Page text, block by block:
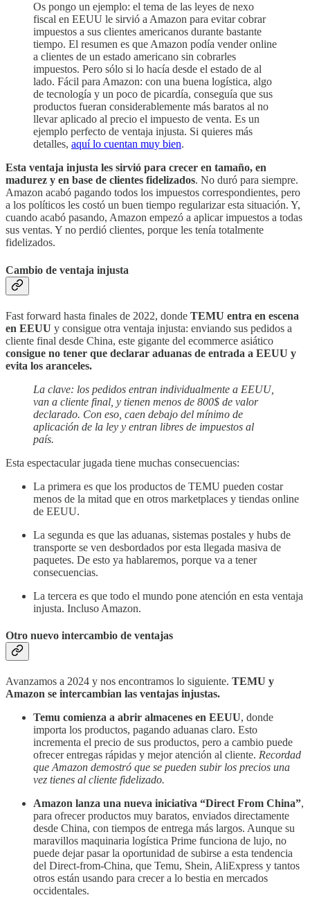
Os pongo un ejemplo: el tema de las leyes de nexo
fiscal en EEUU le sirvió a Amazon para evitar cobrar
impuestos a sus clientes americanos durante bastante
tiempo. El resumen es que Amazon podía vender online
a clientes de un estado americano sin cobrarles
impuestos. Pero sólo si lo hacía desde el estado de al
lado. Fácil para Amazon: con una buena logística, algo
de tecnología y un poco de picardía, conseguía que sus
productos fueran considerablemente más baratos al no
llevar aplicado al precio el impuesto de venta. Es un
ejemplo perfecto de ventaja injusta. Si quieres más
detalles, aquí lo cuentan muy bien.
Esta ventaja injusta les sirvió para crecer en tamaño, en
madurez y en base de clientes fidelizados. No duró para siempre.
Amazon acabó pagando todos los impuestos correspondientes, pero
a los políticos les costó un buen tiempo regularizar esta situación. Y,
cuando acabó pasando, Amazon empezó a aplicar impuestos a todas
sus ventas. Y no perdió clientes, porque les tenía totalmente
fidelizados.
Cambio de ventaja injusta
Fast forward hasta finales de 2022, donde TEMU entra en escena
en EEUU y consigue otra ventaja injusta: enviando sus pedidos a
cliente final desde China, este gigante del ecommerce asiático
consigue no tener que declarar aduanas de entrada a EEUU y
evita los aranceles.
La clave: los pedidos entran individualmente a EEUU,
van a cliente final, y tienen menos de 800$ de valor
declarado. Con eso, caen debajo del mínimo de
aplicación de la ley y entran libres de impuestos al
país.
Esta espectacular jugada tiene muchas consecuencias:
La primera es que los productos de TEMU pueden costar
menos de la mitad que en otros marketplaces y tiendas online
de EEUU.
La segunda es que las aduanas, sistemas postales y hubs de
transporte se ven desbordados por esta llegada masiva de
paquetes. De esto ya hablaremos, porque va a tener
consecuencias.
La tercera es que todo el mundo pone atención en esta ventaja
injusta. Incluso Amazon.
Otro nuevo intercambio de ventajas
Avanzamos a 2024 y nos encontramos lo siguiente. TEMU y
Amazon se intercambian las ventajas injustas.
Temu comienza a abrir almacenes en EEUU, donde
importa los productos, pagando aduanas claro. Esto
incrementa el precio de sus productos, pero a cambio puede
ofrecer entregas rápidas y mejor atención al cliente. Recordad
que Amazon demostró que se pueden subir los precios una
vez tienes al cliente fidelizado.
Amazon lanza una nueva iniciativa “Direct From China”,
para ofrecer productos muy baratos, enviados directamente
desde China, con tiempos de entrega más largos. Aunque su
maravillos maquinaria logística Prime funciona de lujo, no
puede dejar pasar la oportunidad de subirse a esta tendencia
del Direct-from-China, que Temu, Shein, AliExpress y tantos
otros están usando para crecer a lo bestia en mercados
occidentales.